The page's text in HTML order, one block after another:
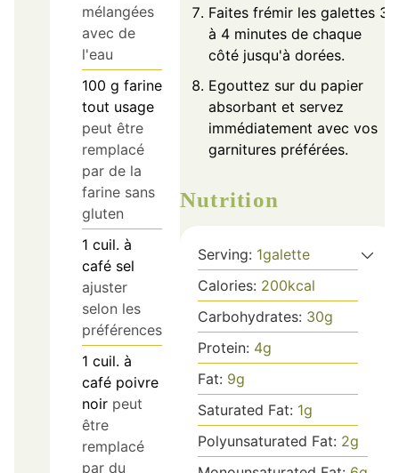
mélangées
avec de
l'eau
100 g farine
tout usage
peut être
remplacé
par de la
farine sans
gluten
1 cuil. à
café sel
ajuster
selon les
préférences
1 cuil. à
café poivre
noir peut
être
remplacé
par du
Faites frémir les galettes 3
à 4 minutes de chaque
côté jusqu'à dorées.
Egouttez sur du papier
absorbant et servez
immédiatement avec vos
garnitures préférées.
Nutrition
Serving: 1galette
Calories: 200kcal
Carbohydrates: 30g
Protein: 4g
Fat: 9g
Saturated Fat: 1g
Polyunsaturated Fat: 2g